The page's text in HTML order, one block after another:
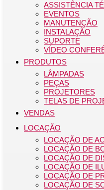
ASSISTÊNCIA
EVENTOS
MANUTENÇÃO
INSTALAÇÃO
SUPORTE
VÍDEO
PRODUTOS
LÂMPADAS
PEÇAS
PROJETORES
TELAS DE
VENDAS
LOCAÇÃO
LOCAÇÃO DE
LOCAÇÃO DE
LOCAÇÃO DE
LOCAÇÃO DE
LOCAÇÃO DE
LOCAÇÃO DE